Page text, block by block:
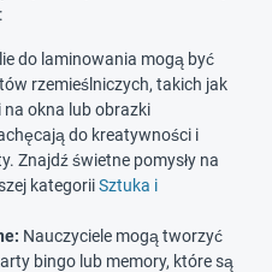
do laminowania mogą być
rzemieślniczych, takich jak
na okna lub obrazki
do kreatywności i
Znajdź świetne pomysły na
kategoriiSztuka i
Nauczyciele mogą tworzyć
bingo lub memory, które są